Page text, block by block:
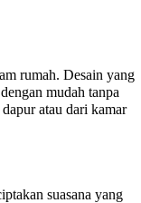
rumah. Desain yang
mudah tanpa
atau dari kamar
suasana yang